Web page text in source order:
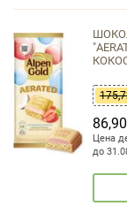
Цена
до